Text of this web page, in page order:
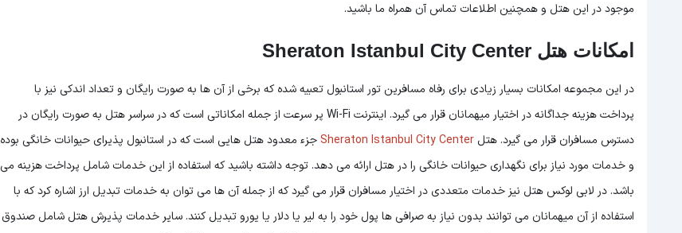
موجود در این هتل و همچنین اطلاعات تماس آن همراه ما باشید.
امکانات هتل Sheraton Istanbul City Center
در این مجموعه امکانات بسیار زیادی برای رفاه مسافرین تور استانبول تعبیه شده که برخی از آن ها به صورت رایگان و تعداد اندکی نیز با
پرداخت هزینه جداگانه در اختیار میهمانان قرار می گیرد. اینترنت Wi-Fi پر سرعت از جمله امکاناتی است که در سراسر هتل به صورت رایگان در
دسترس مسافران قرار می گیرد. هتلSheraton Istanbul City Centerجزء معدود هتل هایی است که در استانبول پذیرای حیوانات خانگی بوده
و خدمات مورد نیاز برای نگهداری حیوانات خانگی را در هتل ارائه می دهد. توجه داشته باشید که استفاده از این خدمات شامل پرداخت هزینه می
باشد. در لابی لوکس هتل نیز خدمات متعددی در اختیار مسافران قرار می گیرد که از جمله آن ها می توان به خدمات تبدیل ارز اشاره کرد که با
استفاده از آن میهمانان می توانند بدون نیاز به صرافی ها پول خود را به لیر یا دلار یا یورو تبدیل کنند. سایر خدمات پذیرش هتل شامل صندوق